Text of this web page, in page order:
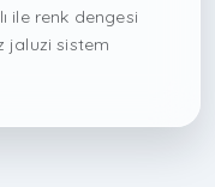
ile renk dengesi
jaluzi sistem